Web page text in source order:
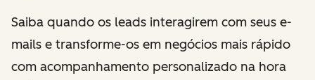
Saiba quando os leads interagirem com seus e-
mails e transforme-os em negócios mais rápido
com acompanhamento personalizado na hora